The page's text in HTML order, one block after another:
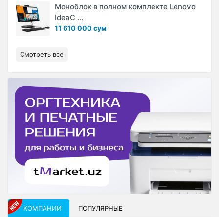
Моноблок в полном комплекте Lenovo
IdeaC ...
11 610 000 сум
Смотреть все
КОМПАНИИ ПОПУЛЯРНЫЕ